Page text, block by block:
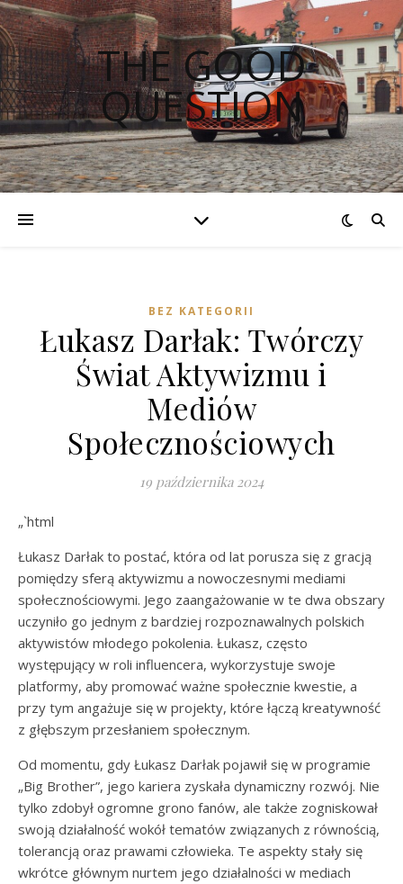
THE GOOD
QUESTION
BEZ KATEGORII
Łukasz Darłak: Twórczy
Świat Aktywizmu i
Mediów
Społecznościowych
19 października 2024
„`html
Łukasz Darłak to postać, która od lat porusza się z gracją
pomiędzy sferą aktywizmu a nowoczesnymi mediami
społecznościowymi. Jego zaangażowanie w te dwa obszary
uczyniło go jednym z bardziej rozpoznawalnych polskich
aktywistów młodego pokolenia. Łukasz, często
występujący w roli influencera, wykorzystuje swoje
platformy, aby promować ważne społecznie kwestie, a
przy tym angażuje się w projekty, które łączą kreatywność
z głębszym przesłaniem społecznym.
Od momentu, gdy Łukasz Darłak pojawił się w programie
„Big Brother”, jego kariera zyskała dynamiczny rozwój. Nie
tylko zdobył ogromne grono fanów, ale także zogniskował
swoją działalność wokół tematów związanych z równością,
tolerancją oraz prawami człowieka. Te aspekty stały się
wkrótce głównym nurtem jego działalności w mediach